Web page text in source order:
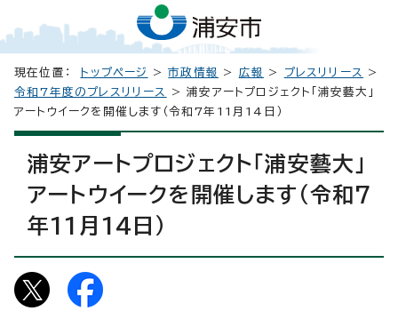
現在位置： トップページ >市政情報 > 広報 > プレスリリース
>
令和7年度のプレスリリース
> 浦安アートプロジェクト「浦安藝大」
アートウイークを開催します（令和7年11月14日）
浦安アートプロジェクト「浦安藝大」
アートウイークを開催します（令和7
年11月14日）